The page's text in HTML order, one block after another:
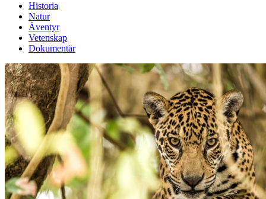
Historia
Natur
Äventyr
Vetenskap
Dokumentär